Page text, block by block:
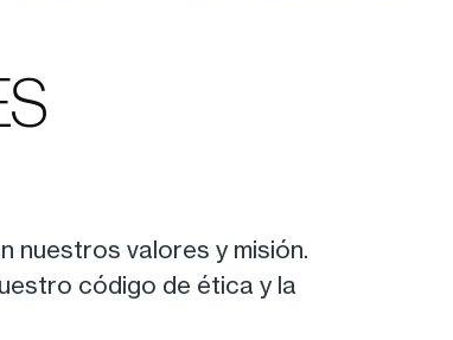
nuestros valores y misión.
código de ética y la